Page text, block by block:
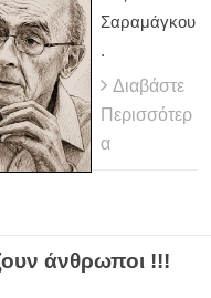
Σαραμάγκου
.
Διαβάστε
Περισσότερ
α
άνθρωποι !!!